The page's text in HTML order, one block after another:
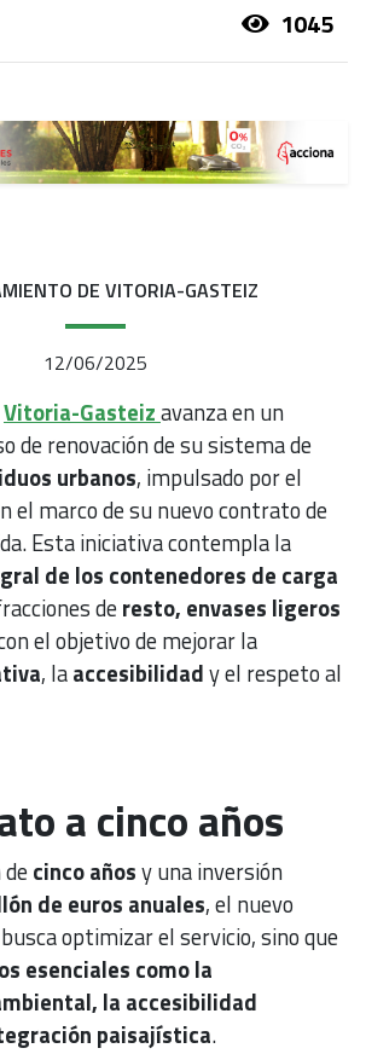
1045
DE VITORIA-GASTEIZ
12/06/2025
Vitoria-Gasteizavanza en un
de renovación de su sistema de
urbanos, impulsado por el
el marco de su nuevo contrato de
Esta iniciativa contempla la
de los contenedores de carga
deresto, envases ligeros
el objetivo de mejorar la
, laaccesibilidady el respeto al
a cinco años
cinco añosy una inversión
de euros anuales, el nuevo
optimizar el servicio, sino que
esenciales como la
la accesibilidad
paisajística.